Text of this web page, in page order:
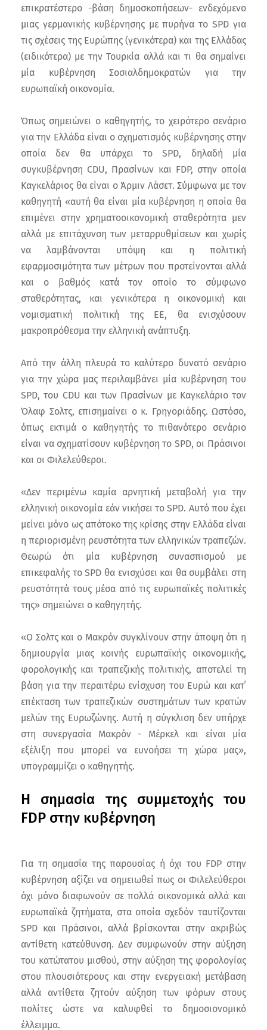
επικρατέστερο -βάση δημοσκοπήσεων- ενδεχόμενο
μιας γερμανικής κυβέρνησης με πυρήνα το SPD για
τις σχέσεις της Ευρώπης (γενικότερα) και της Ελλάδας
(ειδικότερα) με την Τουρκία αλλά και τι θα σημαίνει
μία κυβέρνηση Σοσιαλδημοκρατών για την
ευρωπαϊκή οικονομία.
Όπως σημειώνει ο καθηγητής, το χειρότερο σενάριο
για την Ελλάδα είναι ο σχηματισμός κυβέρνησης στην
οποία δεν θα υπάρχει το SPD, δηλαδή μία
συγκυβέρνηση CDU, Πρασίνων και FDP, στην οποία
Καγκελάριος θα είναι ο Άρμιν Λάσετ. Σύμφωνα με τον
καθηγητή «αυτή θα είναι μία κυβέρνηση η οποία θα
επιμένει στην χρηματοοικονομική σταθερότητα μεν
αλλά με επιτάχυνση των μεταρρυθμίσεων και χωρίς
να λαμβάνονται υπόψη και η πολιτική
εφαρμοσιμότητα των μέτρων που προτείνονται αλλά
και ο βαθμός κατά τον οποίο το σύμφωνο
σταθερότητας, και γενικότερα η οικονομική και
νομισματική πολιτική της ΕΕ, θα ενισχύσουν
μακροπρόθεσμα την ελληνική ανάπτυξη.
Από την άλλη πλευρά το καλύτερο δυνατό σενάριο
για την χώρα μας περιλαμβάνει μία κυβέρνηση του
SPD, του CDU και των Πρασίνων με Καγκελάριο τον
Όλαφ Σολτς, επισημαίνει ο κ. Γρηγοριάδης. Ωστόσο,
όπως εκτιμά ο καθηγητής το πιθανότερο σενάριο
είναι να σχηματίσουν κυβέρνηση το SPD, οι Πράσινοι
και οι Φιλελεύθεροι.
«Δεν περιμένω καμία αρνητική μεταβολή για την
ελληνική οικονομία εάν νικήσει το SPD. Αυτό που έχει
μείνει μόνο ως απότοκο της κρίσης στην Ελλάδα είναι
η περιορισμένη ρευστότητα των ελληνικών τραπεζών.
Θεωρώ ότι μία κυβέρνηση συνασπισμού με
επικεφαλής το SPD θα ενισχύσει και θα συμβάλει στη
ρευστότητά τους μέσα από τις ευρωπαϊκές πολιτικές
της» σημειώνει ο καθηγητής.
«Ο Σολτς και ο Μακρόν συγκλίνουν στην άποψη ότι η
δημιουργία μιας κοινής ευρωπαϊκής οικονομικής,
φορολογικής και τραπεζικής πολιτικής, αποτελεί τη
βάση για την περαιτέρω ενίσχυση του Ευρώ και κατ΄
επέκταση των τραπεζικών συστημάτων των κρατών
μελών της Ευρωζώνης. Αυτή η σύγκλιση δεν υπήρχε
στη συνεργασία Μακρόν - Μέρκελ και είναι μία
εξέλιξη που μπορεί να ευνοήσει τη χώρα μας»,
υπογραμμίζει ο καθηγητής.
Η σημασία της συμμετοχής του
FDP στην κυβέρνηση
Για τη σημασία της παρουσίας ή όχι του FDP στην
κυβέρνηση αξίζει να σημειωθεί πως οι Φιλελεύθεροι
όχι μόνο διαφωνούν σε πολλά οικονομικά αλλά και
ευρωπαϊκά ζητήματα, στα οποία σχεδόν ταυτίζονται
SPD και Πράσινοι, αλλά βρίσκονται στην ακριβώς
αντίθετη κατεύθυνση. Δεν συμφωνούν στην αύξηση
του κατώτατου μισθού, στην αύξηση της φορολογίας
στου πλουσιότερους και στην ενεργειακή μετάβαση
αλλά αντίθετα ζητούν αύξηση των φόρων στους
πολίτες ώστε να καλυφθεί το δημοσιονομικό
έλλειμμα.